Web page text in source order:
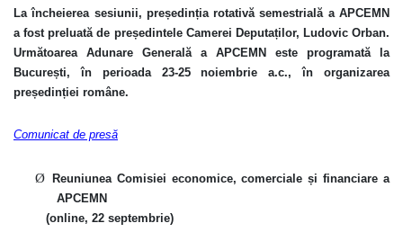
La încheierea sesiunii, președinția rotativă semestrială a APCEMN
a fost preluată de președintele Camerei Deputaților, Ludovic Orban.
Următoarea Adunare Generală a APCEMN este programată la
București, în perioada 23-25 noiembrie a.c., în organizarea
președinției române.
Comunicat de presă
Ø
Reuniunea Comisiei economice, comerciale și financiare a
APCEMN
(online, 22 septembrie)